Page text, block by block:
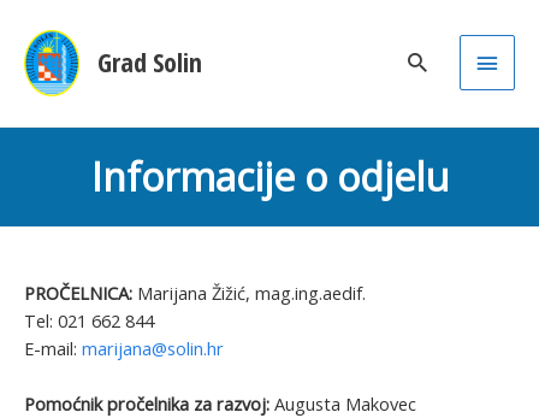
Grad Solin
Main
Informacije o odjelu
PROČELNICA: Marijana Žižić, mag.ing.aedif.
Tel: 021 662 844
E-mail: marijana@solin.hr
Pomoćnik pročelnika za razvoj: Augusta Makovec